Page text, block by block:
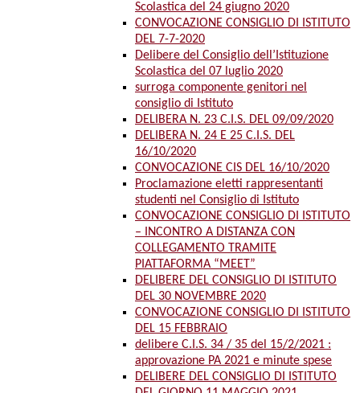
Scolastica del 24 giugno 2020
CONVOCAZIONE CONSIGLIO DI ISTITUTO
DEL 7-7-2020
Delibere del Consiglio dell’Istituzione
Scolastica del 07 luglio 2020
surroga componente genitori nel
consiglio di Istituto
DELIBERA N. 23 C.I.S. DEL 09/09/2020
DELIBERA N. 24 E 25 C.I.S. DEL
16/10/2020
CONVOCAZIONE CIS DEL 16/10/2020
Proclamazione eletti rappresentanti
studenti nel Consiglio di Istituto
CONVOCAZIONE CONSIGLIO DI ISTITUTO
– INCONTRO A DISTANZA CON
COLLEGAMENTO TRAMITE
PIATTAFORMA “MEET”
DELIBERE DEL CONSIGLIO DI ISTITUTO
DEL 30 NOVEMBRE 2020
CONVOCAZIONE CONSIGLIO DI ISTITUTO
DEL 15 FEBBRAIO
delibere C.I.S. 34 / 35 del 15/2/2021 :
approvazione PA 2021 e minute spese
DELIBERE DEL CONSIGLIO DI ISTITUTO